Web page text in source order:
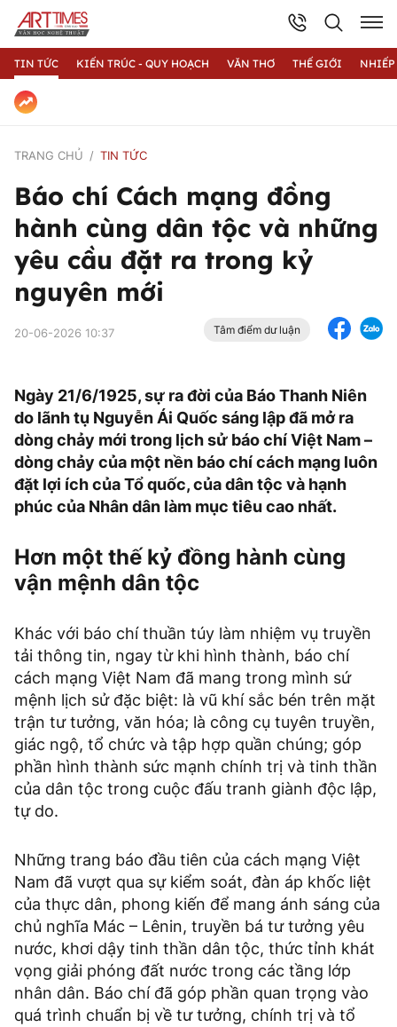
TIN TỨC KIẾN TRÚC - QUY HOẠCH VĂN THƠ THẾ GIỚI
TRANG CHỦ TIN TỨC
Báo chí Cách mạng đồng
hành cùng dân tộc và những
yêu cầu đặt ra trong kỷ
nguyên mới
20-06-2026 10:37 Tâm điểm dư luận
Ngày 21/6/1925, sự ra đời của Báo Thanh Niên
do lãnh tụ Nguyễn Ái Quốc sáng lập đã mở ra
dòng chảy mới trong lịch sử báo chí Việt Nam –
dòng chảy của một nền báo chí cách mạng luôn
đặt lợi ích của Tổ quốc, của dân tộc và hạnh
phúc của Nhân dân làm mục tiêu cao nhất.
Hơn một thế kỷ đồng hành cùng
vận mệnh dân tộc
Khác với báo chí thuần túy làm nhiệm vụ truyền
tải thông tin, ngay từ khi hình thành, báo chí
cách mạng Việt Nam đã mang trong mình sứ
mệnh lịch sử đặc biệt: là vũ khí sắc bén trên mặt
trận tư tưởng, văn hóa; là công cụ tuyên truyền,
giác ngộ, tổ chức và tập hợp quần chúng; góp
phần hình thành sức mạnh chính trị và tinh thần
của dân tộc trong cuộc đấu tranh giành độc lập,
tự do.
Những trang báo đầu tiên của cách mạng Việt
Nam đã vượt qua sự kiểm soát, đàn áp khốc liệt
của thực dân, phong kiến để mang ánh sáng của
chủ nghĩa Mác – Lênin, truyền bá tư tưởng yêu
nước, khơi dậy tinh thần dân tộc, thức tỉnh khát
vọng giải phóng đất nước trong các tầng lớp
nhân dân. Báo chí đã góp phần quan trọng vào
quá trình chuẩn bị về tư tưởng, chính trị và tổ